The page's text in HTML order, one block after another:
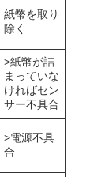
紙幣を取り
除く
>紙幣が詰
まっていな
ければセン
サー不具合
>電源不具
合